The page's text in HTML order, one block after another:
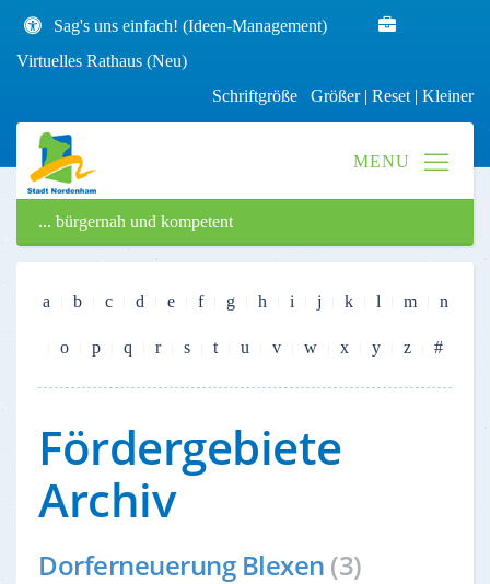
Sag's uns einfach! (Ideen-Management)
Virtuelles Rathaus (Neu)
Schriftgröße Größer| Reset | Kleiner
... bürgernah und kompetent
a b c d e f g h i j k l m n
o p q r s t u v w x y z #
Fördergebiete
Archiv
Dorferneuerung Blexen (3)